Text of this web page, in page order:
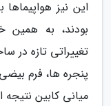
این نیز
بودند، به همین
تغییراتی تازه در
پنجره ها، فرم
میانی کابین